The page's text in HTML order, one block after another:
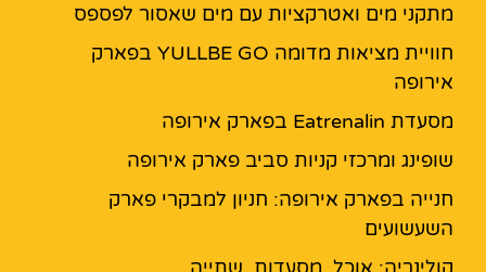
מתקני מים ואטרקציות עם מים שאסור לפספס
חוויית מציאות מדומה YULLBE GO בפארק
אירופה
מסעדת Eatrenalin בפארק אירופה
שופינג ומרכזי קניות סביב פארק אירופה
חנייה בפארק אירופה: חניון למבקרי פארק
השעשועים
קולינריה: אוכל, מסעדות, שתייה